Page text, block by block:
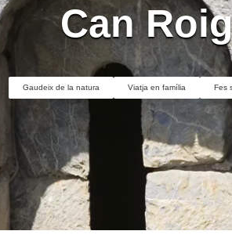
Can
Gaudeix de la natura Viatja en família Fes